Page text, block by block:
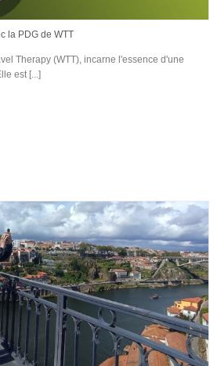
la PDG de WTT
Therapy (WTT), incarne l'essence d'une
est [...]